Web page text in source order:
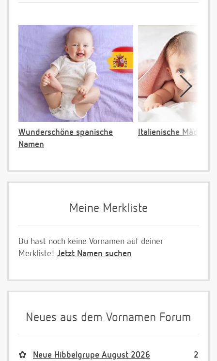
Wunderschöne spanische
Namen
Italienische
Meine Merkliste
Du hast noch keine Vornamen auf deiner
Merkliste! Jetzt Namen suchen
Neues aus dem Vornamen Forum
2
✿ Neue Hibbelgrupe August 2026